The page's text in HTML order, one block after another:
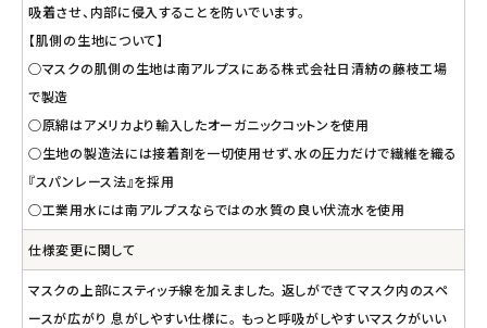
吸着させ、内部に侵入することを防いでいます。
【肌側の生地について】
○マスクの肌側の生地は南アルプスにある株式会社日清紡の藤枝工場
で製造
○原綿はアメリカより輸入したオーガニックコットンを使用
○生地の製造法には接着剤を一切使用せず、水の圧力だけで繊維を織る
『スパンレース法』を採用
○工業用水には南アルプスならではの水質の良い伏流水を使用
仕様変更に関して
マスクの上部にスティッチ線を加えました。 返しができてマスク内のスペ
ースが広がり 息がしやすい仕様に。 もっと呼吸がしやすいマスクがいい